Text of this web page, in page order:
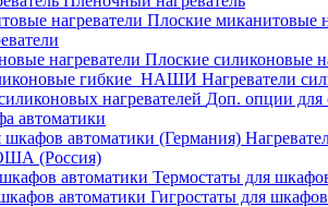
Плоские миканитовые
Плоские силиконовые
Нагреватели
Доп. опции для
автоматики
(Россия)
Термостаты для
Гигростаты для